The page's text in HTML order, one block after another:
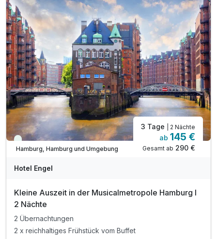
inkl. W-LAN Nutzung
Viele Termine frei
Hamburg, Hamburg und Umgebung
3 Tage | 2 Nächte
ab 145 €
Gesamt ab 290 €
Hotel Engel
Kleine Auszeit in der Musicalmetropole Hamburg I
2 Nächte
2 Übernachtungen
2 x reichhaltiges Frühstück vom Buffet